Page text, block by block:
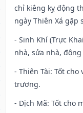
chỉ kiêng kỵ động
ngày Thiên Xá gặp
- Sinh Khí (Trực
nhà, sửa nhà,
- Thiên Tài: Tốt
trương.
- Dịch Mã: Tốt cho